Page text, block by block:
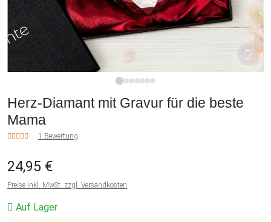
Herz-Diamant mit Gravur für die beste
Mama
1 Bewertung
24,95 €
Preise inkl. MwSt. zzgl. Versandkosten
Auf Lager